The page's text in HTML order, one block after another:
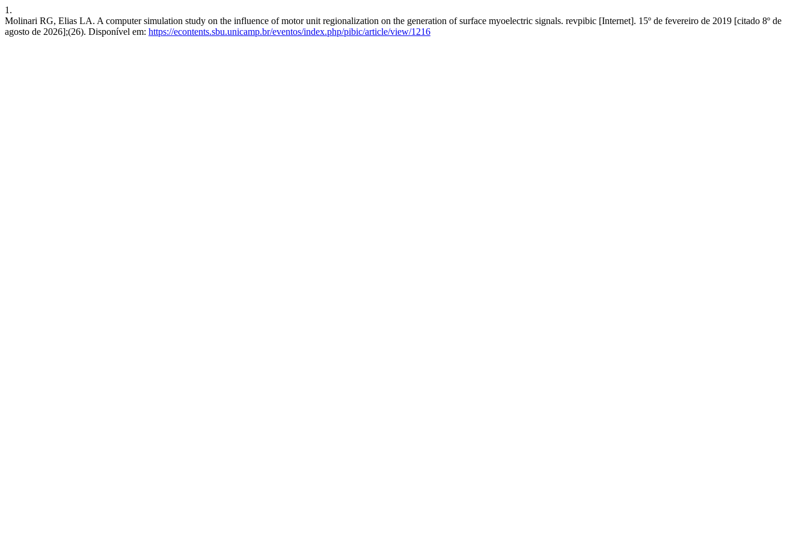
1.
Molinari RG, Elias LA. A computer simulation study on the influence of motor unit regionalization on the generation of surface myoelectric signals. revpibic [Internet]. 15º de fevereiro de 2019 [citado 8º de
agosto de 2026];(26). Disponível em: https://econtents.sbu.unicamp.br/eventos/index.php/pibic/article/view/1216